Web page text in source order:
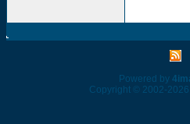
Powered by
Copyright © 2002-2026